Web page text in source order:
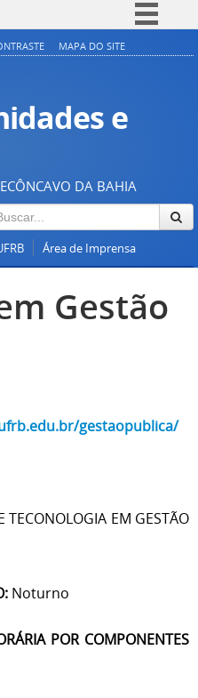
Simplifique!
Acesso à informação
Canais
MAPA DO SITE
e
DA BAHIA
Área de Imprensa
Gestão
gestaopublica/
TECONOLOGIA EM GESTÃO
Noturno
POR COMPONENTES